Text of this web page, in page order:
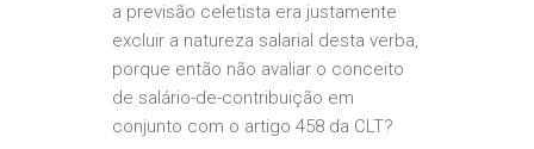
a previsão celetista era justamente
excluir a natureza salarial desta verba,
porque então não avaliar o conceito
de salário-de-contribuição em
conjunto com o artigo 458 da CLT?